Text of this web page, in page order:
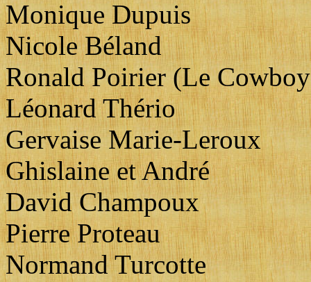
Monique Dupuis
Nicole Béland
Ronald Poirier (Le
Léonard Thério
Gervaise Marie-Leroux
Ghislaine et André
David Champoux
Pierre Proteau
Normand Turcotte